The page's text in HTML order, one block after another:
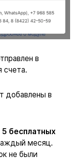
в
счета.
добавлены в
5 бесплатных
месяц.
не были